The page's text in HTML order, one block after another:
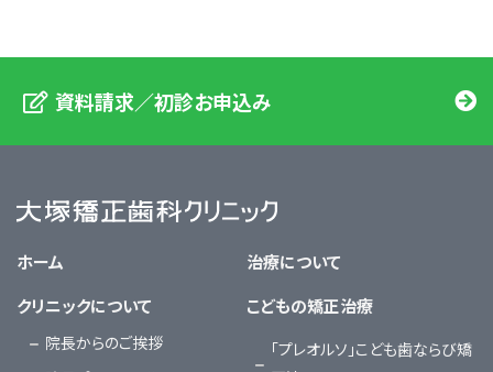
資料請求／初診お申込み
ホーム
クリニックについて
院長からのご挨拶
治療について
こどもの矯正治療
「プレオルソ」こども歯ならび矯